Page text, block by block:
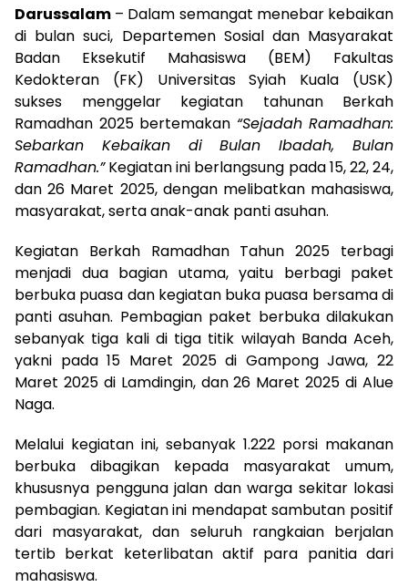
Darussalam – Dalam semangat menebar kebaikan
di bulan suci, Departemen Sosial dan Masyarakat
Badan Eksekutif Mahasiswa (BEM) Fakultas
Kedokteran (FK) Universitas Syiah Kuala (USK)
sukses menggelar kegiatan tahunan Berkah
Ramadhan 2025 bertemakan “Sejadah Ramadhan:
Sebarkan Kebaikan di Bulan Ibadah, Bulan
Ramadhan.”Kegiatan ini berlangsung pada 15, 22, 24,
dan 26 Maret 2025, dengan melibatkan mahasiswa,
masyarakat, serta anak-anak panti asuhan.
Kegiatan Berkah Ramadhan Tahun 2025 terbagi
menjadi dua bagian utama, yaitu berbagi paket
berbuka puasa dan kegiatan buka puasa bersama di
panti asuhan. Pembagian paket berbuka dilakukan
sebanyak tiga kali di tiga titik wilayah Banda Aceh,
yakni pada 15 Maret 2025 di Gampong Jawa, 22
Maret 2025 di Lamdingin, dan 26 Maret 2025 di Alue
Naga.
Melalui kegiatan ini, sebanyak 1.222 porsi makanan
berbuka dibagikan kepada masyarakat umum,
khususnya pengguna jalan dan warga sekitar lokasi
pembagian. Kegiatan ini mendapat sambutan positif
dari masyarakat, dan seluruh rangkaian berjalan
tertib berkat keterlibatan aktif para panitia dari
mahasiswa.